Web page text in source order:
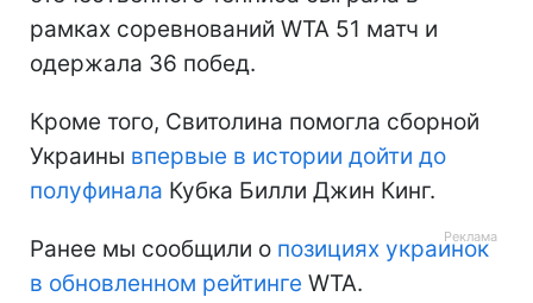
рамках соревнований WTA 51 матч и
одержала 36 побед.
Кроме того, Свитолина помогла сборной
Украины впервые в истории дойти до
полуфинала Кубка Билли Джин Кинг.
Ранее мы сообщили о позициях украинок
в обновленном рейтинге WTA.